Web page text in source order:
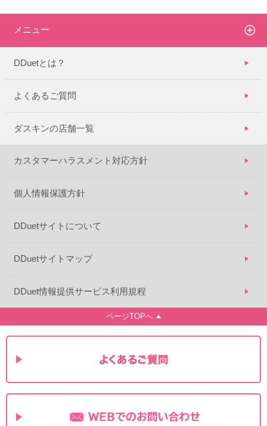
メニュー
DDuetとは？
よくあるご質問
ダスキンの店舗一覧
カスタマーハラスメント対応方針
個人情報保護方針
DDuetサイトについて
DDuetサイトマップ
DDuet情報提供サービス利用規程
ページTOPへ